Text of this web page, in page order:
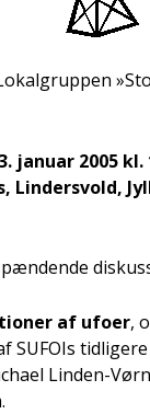
janu­ar 2005 kl.
Lin­der­s­vold,
af ufo­er,
SUFOIs
Lin­den-